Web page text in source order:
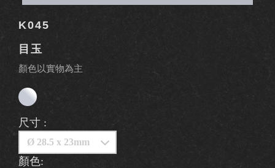
K045
目玉
顏色以實物為主
尺寸 :
顏色: